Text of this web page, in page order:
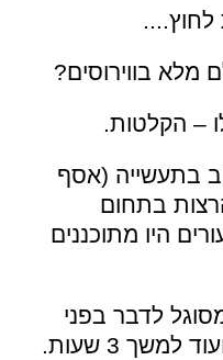
לחוץ....
מלא בווירוסים?
– הקלטות.
בתעשייה (אסף
בתחום
היו מתוכננים
לדבר בפני
כיתה שלימה מול מצלמה - ועוד למשך 3 שעות.